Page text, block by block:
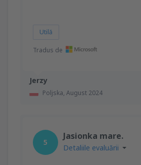
Jerzy
Poljska, August 2024
Utilă
Tradus de
5
Jasionka mare.
Detaliile evaluării